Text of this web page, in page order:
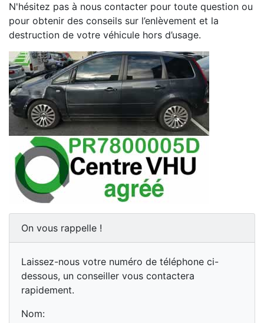
N'hésitez pas à nous contacter pour toute question ou
pour obtenir des conseils sur l’enlèvement et la
destruction de votre véhicule hors d’usage.
On vous rappelle !
Laissez-nous votre numéro de téléphone ci-
dessous, un conseiller vous contactera
rapidement.
Nom: